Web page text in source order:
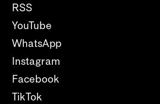
RSS
YouTube
WhatsApp
Instagram
Facebook
TikTok